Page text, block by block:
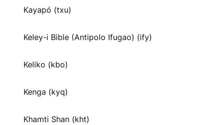
Kayapó (txu)
Keley-i Bible (Antipolo Ifugao) (ify)
Keliko (kbo)
Kenga (kyq)
Khamti Shan (kht)